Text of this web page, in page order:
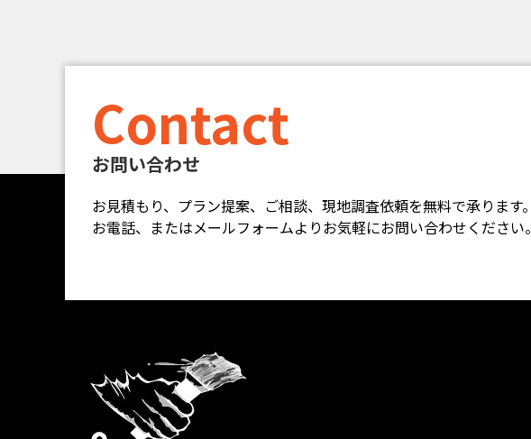
Contact
お問い合わせ
お見積もり、プラン提案、ご相談、現地調査依頼を無料で承ります。
お電話、またはメールフォームよりお気軽にお問い合わせください。